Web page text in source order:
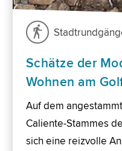
Schätze der
Wohnen am
Auf dem
Caliente-Stammes
sich eine reizvolle